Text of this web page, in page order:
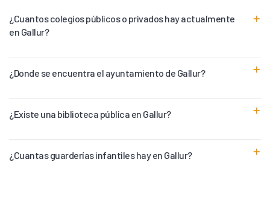
¿Cuantos colegios públicos o privados hay actualmente
en Gallur?
¿Donde se encuentra el ayuntamiento de Gallur?
¿Existe una biblioteca pública en Gallur?
¿Cuantas guarderías infantiles hay en Gallur?